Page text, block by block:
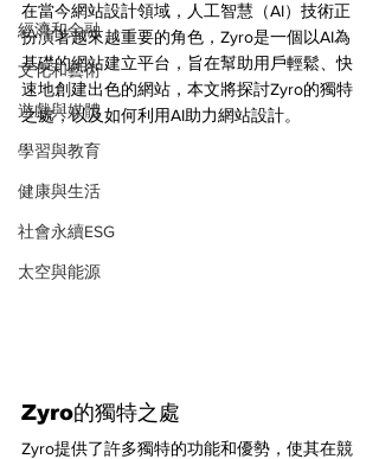
經濟和金融
文化和藝術
遊戲與媒體
學習與教育
健康與生活
社會永續ESG
太空與能源
在當今網站設計領域，人工智慧（AI）技術正
扮演著越來越重要的角色，Zyro是一個以AI為
基礎的網站建立平台，旨在幫助用戶輕鬆、快
速地創建出色的網站，本文將探討Zyro的獨特
之處，以及如何利用AI助力網站設計。
Zyro的獨特之處
Zyro提供了許多獨特的功能和優勢，使其在競